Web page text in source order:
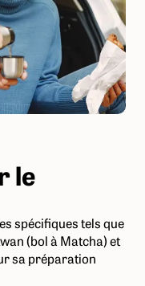
le
spécifiques tels que
(bol à Matcha) et
sa préparation